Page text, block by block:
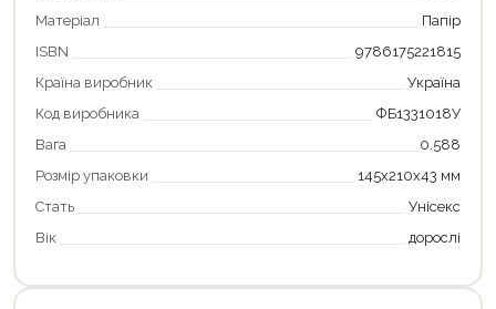
Матеріал
Папір
ISBN
9786175221815
Країна виробник
Україна
Код виробника
ФБ1331018У
Вага
0.588
Розмір упаковки
145x210x43 мм
Стать
Унісекс
Вік
дорослі